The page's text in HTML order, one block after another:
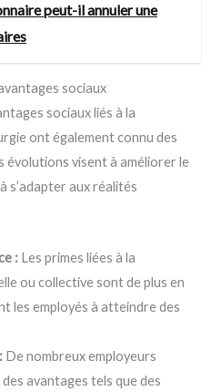
peut-il annuler une
sociaux
sociaux liés à la
ont également connu des
évolutions visent à améliorer le
s’adapter aux réalités
: Les primes liées à la
ou collective sont de plus en
les employés à atteindre des
De nombreux employeurs
avantages tels que des